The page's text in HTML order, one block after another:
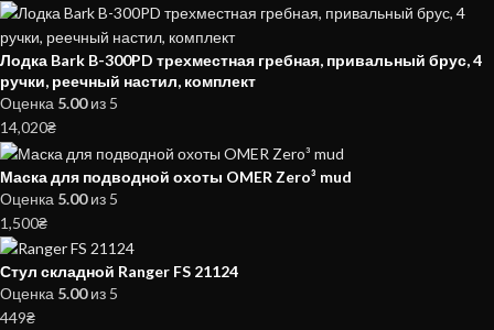
Лодка Bark B-300PD трехместная гребная, привальный брус, 4
ручки, реечный настил, комплект
Оценка 5.00из 5
14,020₴
Маска для подводной охоты OMER Zero³ mud
Оценка 5.00из 5
1,500₴
Стул складной Ranger FS 21124
Оценка 5.00из 5
449₴